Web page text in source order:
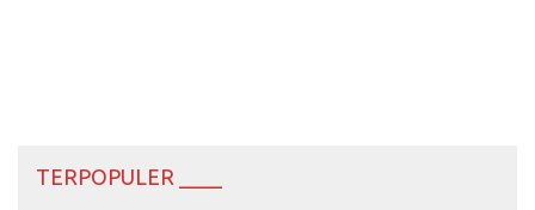
TERPOPULER ____